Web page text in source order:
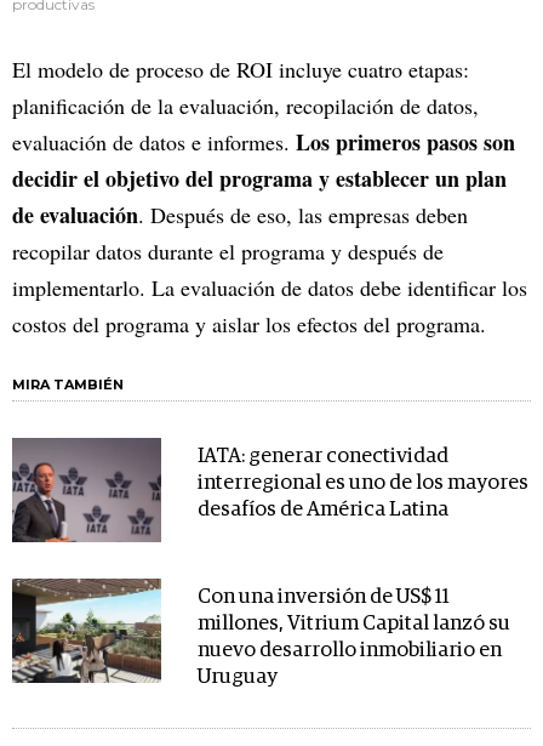
productivas
El modelo de proceso de ROI incluye cuatro etapas:
planificación de la evaluación, recopilación de datos,
evaluación de datos e informes. Los primeros pasos son
decidir el objetivo del programa y establecer un plan
de evaluación. Después de eso, las empresas deben
recopilar datos durante el programa y después de
implementarlo. La evaluación de datos debe identificar los
costos del programa y aislar los efectos del programa.
MIRA TAMBIÉN
IATA: generar conectividad
interregional es uno de los mayores
desafíos de América Latina
Con una inversión de US$ 11
millones, Vitrium Capital lanzó su
nuevo desarrollo inmobiliario en
Uruguay